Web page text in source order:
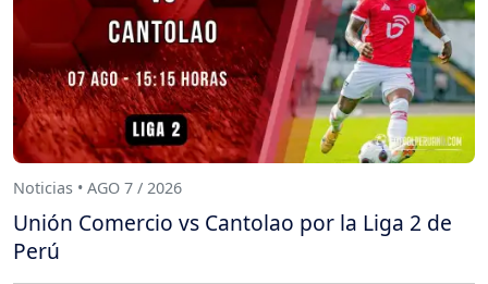
Noticias • AGO 7 / 2026
Unión Comercio vs Cantolao por la Liga 2 de
Perú